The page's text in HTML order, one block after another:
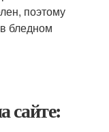
поэтому
бледном
сайте: